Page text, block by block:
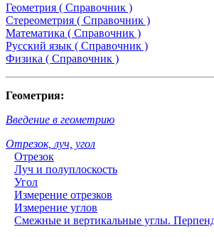
Геометрия ( Справочник )
Стереометрия ( Справочник )
Математика ( Справочник )
Русский язык ( Справочник )
Физика ( Справочник )
Геометрия:
Введение в геометрию
Отрезок, луч, угол
Отрезок
Луч и полуплоскость
Угол
Измерение отрезков
Измерение углов
Смежные и вертикальные углы.